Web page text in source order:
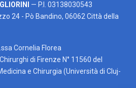
— P.I. 03138030543
24 - Pò Bandino, 06062 Città della
Cornelia Florea
di Firenze N° 11560 del
e Chirurgia (Università di Cluj-